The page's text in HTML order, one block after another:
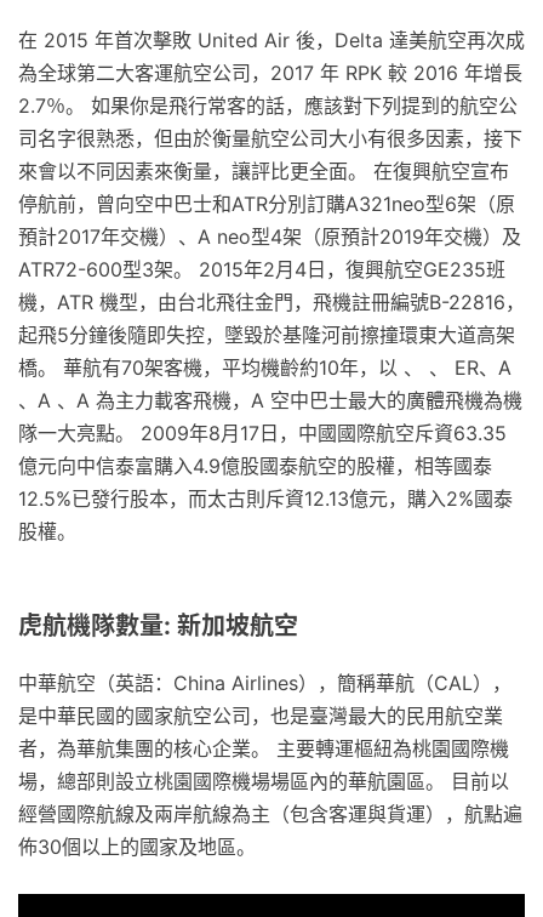
在 2015 年首次擊敗 United Air 後，Delta 達美航空再次成
為全球第二大客運航空公司，2017 年 RPK 較 2016 年增長
2.7％。 如果你是飛行常客的話，應該對下列提到的航空公
司名字很熟悉，但由於衡量航空公司大小有很多因素，接下
來會以不同因素來衡量，讓評比更全面。 在復興航空宣布
停航前，曾向空中巴士和ATR分別訂購A321neo型6架（原
預計2017年交機）、A neo型4架（原預計2019年交機）及
ATR72-600型3架。 2015年2月4日，復興航空GE235班
機，ATR 機型，由台北飛往金門，飛機註冊編號B-22816，
起飛5分鐘後隨即失控，墜毀於基隆河前擦撞環東大道高架
橋。 華航有70架客機，平均機齡約10年，以 、 、 ER、A
、A 、A 為主力載客飛機，A 空中巴士最大的廣體飛機為機
隊一大亮點。 2009年8月17日，中國國際航空斥資63.35
億元向中信泰富購入4.9億股國泰航空的股權，相等國泰
12.5%已發行股本，而太古則斥資12.13億元，購入2%國泰
股權。
虎航機隊數量: 新加坡航空
中華航空（英語：China Airlines），簡稱華航（CAL），
是中華民國的國家航空公司，也是臺灣最大的民用航空業
者，為華航集團的核心企業。 主要轉運樞紐為桃園國際機
場，總部則設立桃園國際機場場區內的華航園區。 目前以
經營國際航線及兩岸航線為主（包含客運與貨運），航點遍
佈30個以上的國家及地區。